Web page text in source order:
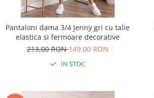
Pantaloni dama 3/4 Jenny gri cu talie
elastica si fermoare decorative
213,00 RON149,00 RON
IN STOC